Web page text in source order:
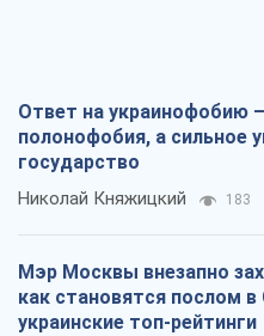
Ответ на украинофобию
полонофобия, а сильное
государство
Николай Княжицкий 183
Мэр Москвы внезапно
как становятся послом
украинские топ-рейтинги